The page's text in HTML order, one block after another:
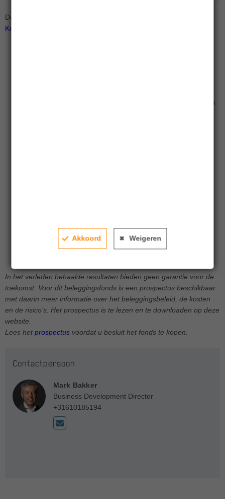
Akkoord Weigeren
De actuele toe- en uittredingskosten vindt u op de pagina
Koersinformatie
jan'23 jan'24 jan'25
Achmea IM ESG Transition Global High Yield Fund EUR hedged
In het verleden behaalde resultaten bieden geen garantie voor de
toekomst. Voor dit beleggingsfonds is een prospectus beschikbaar
met daarin meer informatie over het beleggingsbeleid, de kosten
en de risico’s. Het prospectus is te lezen en te downloaden op deze
website.
Lees het prospectus voordat u besluit het fonds te kopen.
Contactpersoon
Mark Bakker
Business Development Director
+31610185194